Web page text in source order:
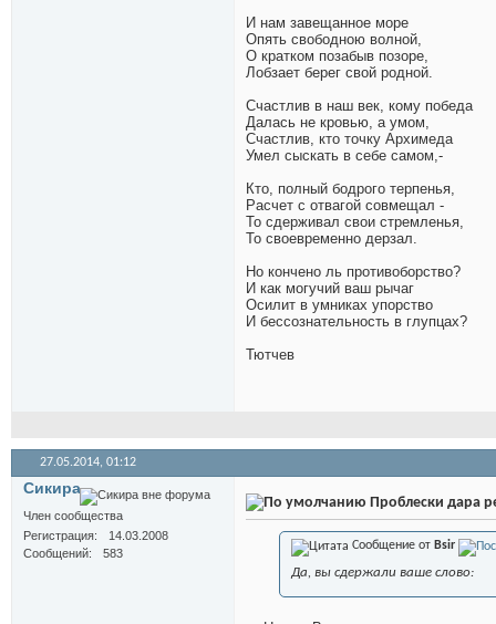
И нам завещанное море
Опять свободною волной,
О кратком позабыв позоре,
Лобзает берег свой родной.
Счастлив в наш век, кому победа
Далась не кровью, а умом,
Счастлив, кто точку Архимеда
Умел сыскать в себе самом,-
Кто, полный бодрого терпенья,
Расчет с отвагой совмещал -
То сдерживал свои стремленья,
То своевременно дерзал.
Но кончено ль противоборство?
И как могучий ваш рычаг
Осилит в умниках упорство
И бессознательность в глупцах?
Тютчев
27.05.2014, 01:12
Сикира
Член сообщества
Регистрация
14.03.2008
Сообщений
583
Проблески дара
Сообщение от Bsir
Да, вы сдержали ваше слово: